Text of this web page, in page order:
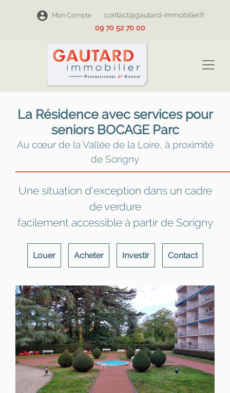
Mon Compte
contact@gautard-immobilier.fr
09 70 52 70 00
La Résidence avec services pour
seniors BOCAGE Parc
Au cœur de la Vallée de la Loire, à proximité
de Sorigny
Une situation d'exception dans un cadre
de verdure
facilement accessible à partir de Sorigny
Louer Acheter Investir Contact